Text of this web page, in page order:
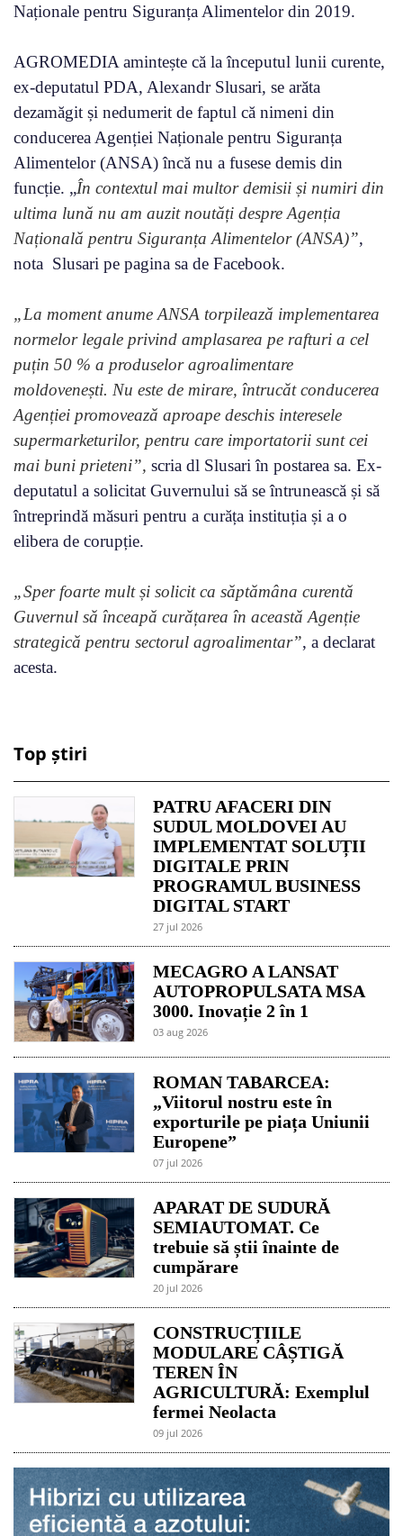
Naționale pentru Siguranța Alimentelor din 2019.
AGROMEDIA amintește că la începutul lunii curente,
ex-deputatul PDA, Alexandr Slusari, se arăta
dezamăgit și nedumerit de faptul că nimeni din
conducerea Agenției Naționale pentru Siguranța
Alimentelor (ANSA) încă nu a fusese demis din
funcție. „În contextul mai multor demisii și numiri din
ultima lună nu am auzit noutăți despre Agenția
Națională pentru Siguranța Alimentelor (ANSA)”,
nota Slusari pe pagina sa de Facebook.
„La moment anume ANSA torpilează implementarea
normelor legale privind amplasarea pe rafturi a cel
puțin 50 % a produselor agroalimentare
moldovenești. Nu este de mirare, întrucăt conducerea
Agenției promovează aproape deschis interesele
supermarketurilor, pentru care importatorii sunt cei
mai buni prieteni”, scria dl Slusari în postarea sa. Ex-
deputatul a solicitat Guvernului să se întrunească și să
întreprindă măsuri pentru a curăța instituția și a o
elibera de corupție.
„Sper foarte mult și solicit ca săptămâna curentă
Guvernul să înceapă curățarea în această Agenție
strategică pentru sectorul agroalimentar”, a declarat
acesta.
Top știri
PATRU AFACERI DIN
SUDUL MOLDOVEI AU
IMPLEMENTAT SOLUȚII
DIGITALE PRIN
PROGRAMUL BUSINESS
DIGITAL START
27 jul 2026
MECAGRO A LANSAT
AUTOPROPULSATA MSA
3000. Inovație 2 în 1
03 aug 2026
ROMAN TABARCEA:
„Viitorul nostru este în
exporturile pe piața Uniunii
Europene”
07 jul 2026
APARAT DE SUDURĂ
SEMIAUTOMAT. Ce
trebuie să știi înainte de
cumpărare
20 jul 2026
CONSTRUCȚIILE
MODULARE CÂȘTIGĂ
TEREN ÎN
AGRICULTURĂ: Exemplul
fermei Neolacta
09 jul 2026